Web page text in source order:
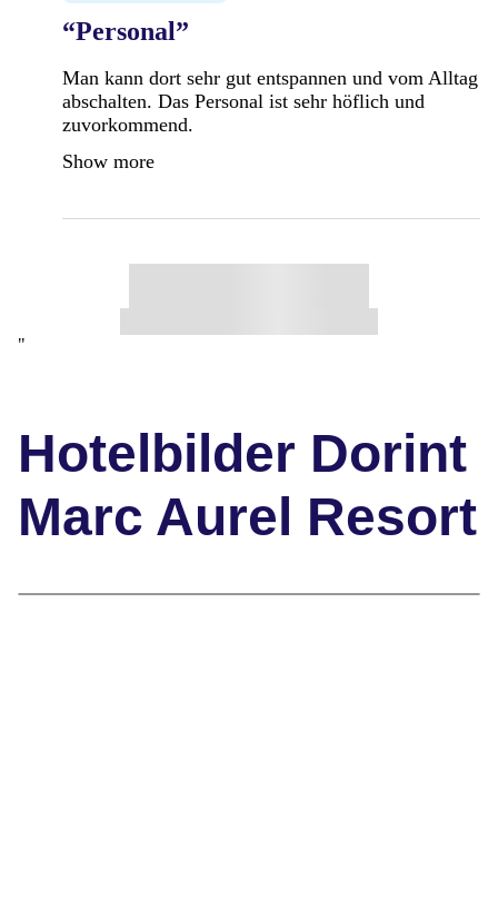
“Personal”
Man kann dort sehr gut entspannen und vom Alltag
abschalten. Das Personal ist sehr höflich und
zuvorkommend.
Show more
"
Hotelbilder Dorint
Marc Aurel Resort